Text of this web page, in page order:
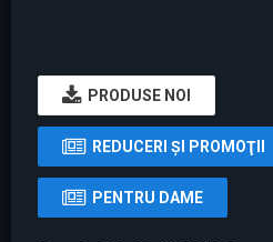
PRODUSE NOI
REDUCERI ŞI PROMOŢII
PENTRU DAME